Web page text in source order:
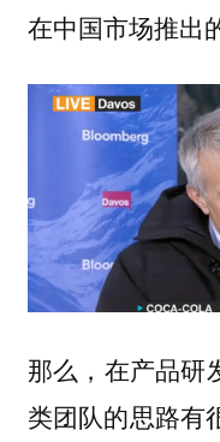
在中国市场推出
那么，在产品研
类团队的思路有